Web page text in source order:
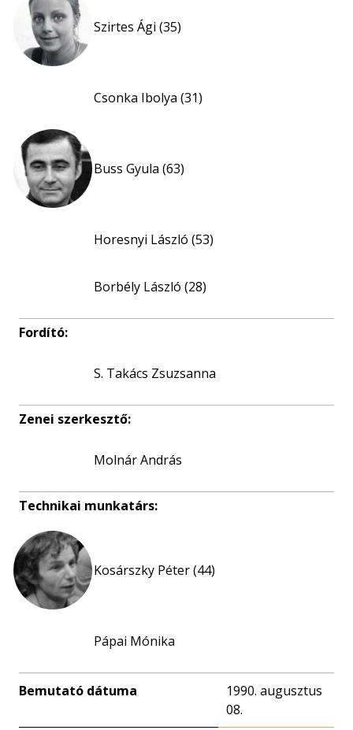
Szirtes Ági (35)
Csonka Ibolya (31)
Buss Gyula (63)
Horesnyi László (53)
Borbély László (28)
Fordító:
S. Takács Zsuzsanna
Zenei szerkesztő:
Molnár András
Technikai munkatárs:
Kosárszky Péter (44)
Pápai Mónika
Bemutató dátuma
1990. augusztus
08.